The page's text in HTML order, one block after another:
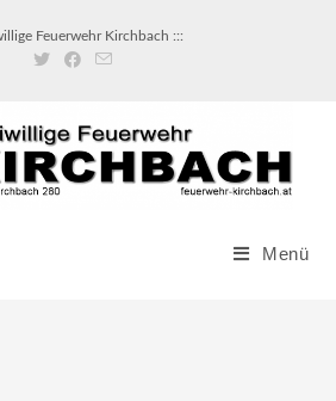
Feuerwehr Kirchbach :::
Menü